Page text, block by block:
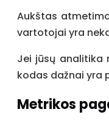
Aukštas
vartotojai yra
Jei jūsų
kodas dažnai yra
Metrikos